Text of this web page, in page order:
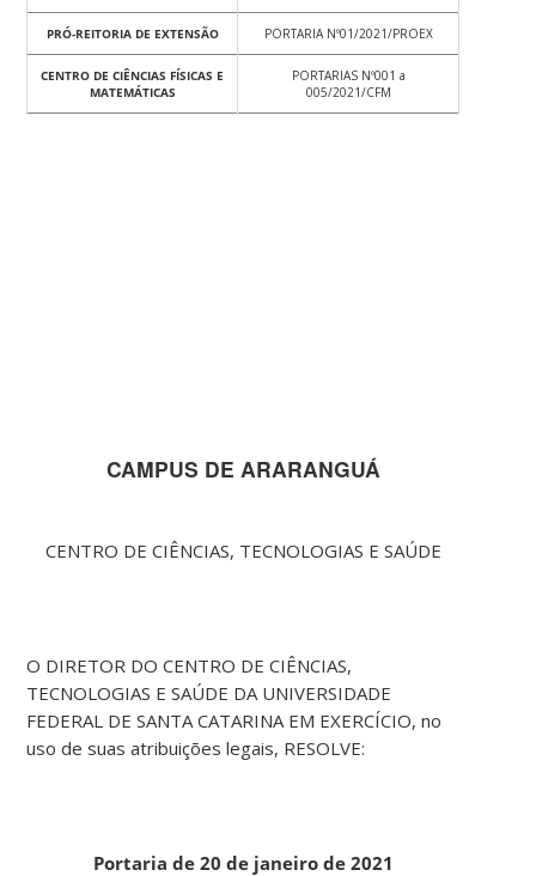
PRÓ-REITORIA DE EXTENSÃO PORTARIA Nº01/2021/PROEX
CENTRO DE CIÊNCIAS FÍSICAS E
MATEMÁTICAS
PORTARIAS Nº001 a
005/2021/CFM
CAMPUS DE ARARANGUÁ
CENTRO DE CIÊNCIAS, TECNOLOGIAS E SAÚDE
O DIRETOR DO CENTRO DE CIÊNCIAS,
TECNOLOGIAS E SAÚDE DA UNIVERSIDADE
FEDERAL DE SANTA CATARINA EM EXERCÍCIO, no
uso de suas atribuições legais, RESOLVE:
Portaria de 20 de janeiro de 2021